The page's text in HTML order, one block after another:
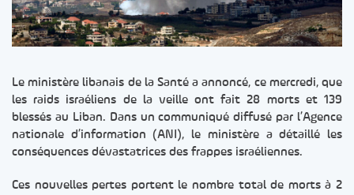
Le ministère libanais de la Santé a annoncé, ce mercredi, que
les raids israéliens de la veille ont fait 28 morts et 139
blessés au Liban. Dans un communiqué diffusé par l’Agence
nationale d’information (ANI), le ministère a détaillé les
conséquences dévastatrices des frappes israéliennes.
Ces nouvelles pertes portent le nombre total de morts à 2